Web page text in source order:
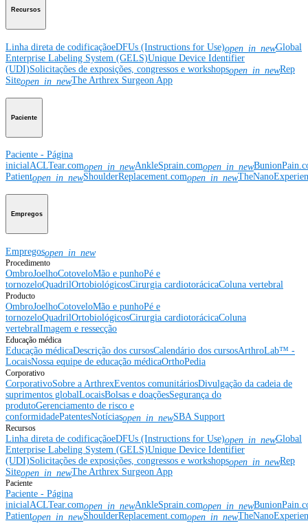
Recursos
Linha direta de codificaçãoeDFUs (Instructions for Use)open_in_newGlobal
Enterprise Labeling System (GELS)Unique Device Identifier
(UDI)Solicitações de exposições, congressos e workshopsopen_in_newRep
Siteopen_in_newThe Arthrex Surgeon App
Paciente
Paciente - Página
inicialACLTear.comopen_in_newAnkleSprain.comopen_in_new
Patientopen_in_newShoulderReplacement.comopen_in_new
Empregos
Empregosopen_in_new
Procedimento
OmbroJoelhoCotoveloMão e punhoPé e
tornozeloQuadrilOrtobiológicosCirurgia cardiotorácicaColuna vertebral
Producto
OmbroJoelhoCotoveloMão e punhoPé e
tornozeloQuadrilOrtobiológicosCirurgia cardiotorácicaColuna
vertebralImagem e ressecção
Educação médica
Educação médicaDescrição dos cursosCalendário dos cursosArthroLab™ -
LocaisNossa equipe de educação médicaOrthoPedia
Corporativo
CorporativoSobre a ArthrexEventos comunitáriosDivulgação da cadeia de
suprimentos globalLocaisBolsas e doaçõesSegurança do
produtoGerenciamento de risco e
conformidadePatentesNotíciasopen_in_newSBA Support
Recursos
Linha direta de codificaçãoeDFUs (Instructions for Use)open_in_newGlobal
Enterprise Labeling System (GELS)Unique Device Identifier
(UDI)Solicitações de exposições, congressos e workshopsopen_in_newRep
Siteopen_in_newThe Arthrex Surgeon App
Paciente
Paciente - Página
inicialACLTear.comopen_in_newAnkleSprain.comopen_in_new
Patientopen_in_newShoulderReplacement.comopen_in_new